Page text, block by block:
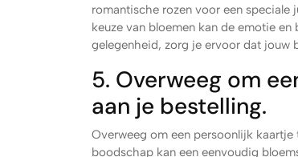
romantische rozen voor een
keuze van bloemen kan de emotie
gelegenheid, zorg je ervoor dat jouw
5. Overweeg om
aan je bestelling.
Overweeg om een persoonlijk
boodschap kan een eenvoudig